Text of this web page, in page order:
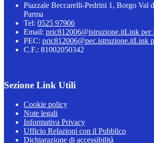
Piazzale Beccarelli-Pedrini 1, Borgo Val
Parma
Tel: 0525 97906
Email: pric812006@istruzione.itLink per
PEC: pric812006@pec.istruzione.itLink
C.F.: 81002050342
Sezione Link Utili
Cookie policy
Note legali
Informativa Privacy
Ufficio Relazioni con il Pubblico
Dichiarazione di accessibilità